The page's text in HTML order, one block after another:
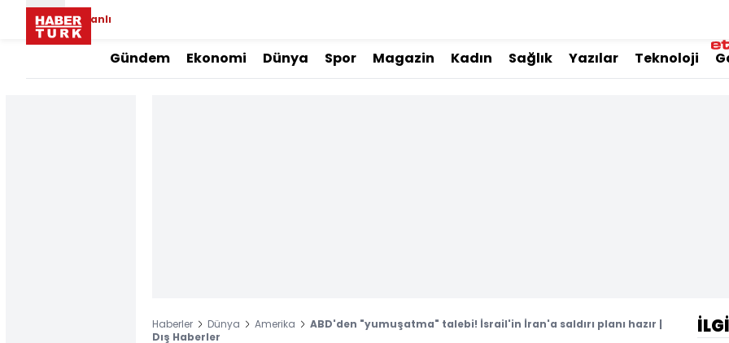
Canlı
Gündem Ekonomi Dünya Spor Magazin Kadın Sağlık Yazılar Teknoloji
Haberler Dünya Amerika
ABD'den "yumuşatma" talebi! İsrail'in İran'a saldırı planı hazır |
Dış Haberler